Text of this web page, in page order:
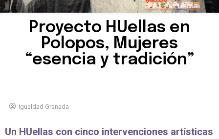
Proyecto HUellas en
Polopos, Mujeres
“esencia y tradición”
Igualdad Granada
Un HUellas con cinco intervenciones artísticas